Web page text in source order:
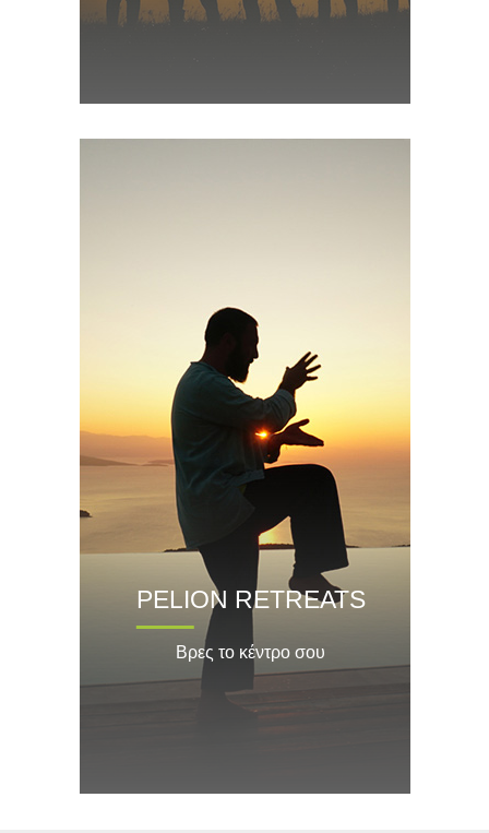
PELION RETREATS
Βρες το κέντρο σου